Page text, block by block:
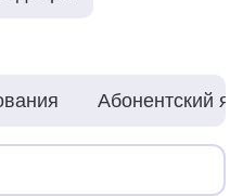
Абонентский